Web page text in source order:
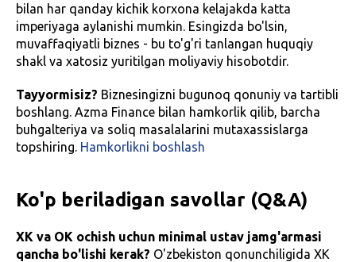
bilan har qanday kichik korxona kelajakda katta
imperiyaga aylanishi mumkin. Esingizda bo'lsin,
muvaffaqiyatli biznes - bu to'g'ri tanlangan huquqiy
shakl va xatosiz yuritilgan moliyaviy hisobotdir.
Tayyormisiz? Biznesingizni bugunoq qonuniy va tartibli
boshlang. Azma Finance bilan hamkorlik qilib, barcha
buhgalteriya va soliq masalalarini mutaxassislarga
topshiring. Hamkorlikni boshlash
Ko'p beriladigan savollar (Q&A)
XK va OK ochish uchun minimal ustav jamg'armasi
qancha bo'lishi kerak? O'zbekiston qonunchiligida XK